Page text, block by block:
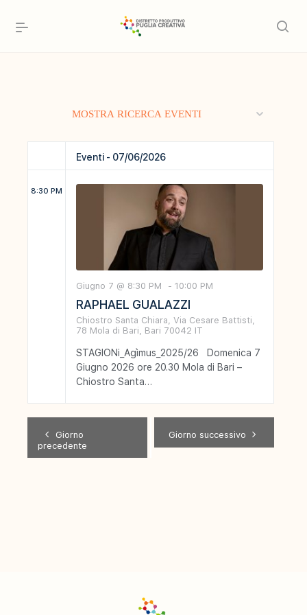
viste
Navigazione
MOSTRA RICERCA EVENTI
Eventi - 07/06/2026
8:30 PM
Giugno 7 @ 8:30 PM - 10:00 PM
RAPHAEL GUALAZZI
Chiostro Santa Chiara, Via Cesare Battisti,
78 Mola di Bari Bari 70042 IT
STAGIONi_Agìmus_2025/26 Domenica 7
Giugno 2026 ore 20.30 Mola di Bari –
Chiostro Santa
arrangiatore,…
Giorno
precedente
Giorno successivo